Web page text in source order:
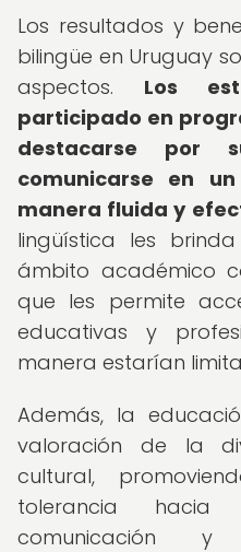
Los resultados y
bilingüe en Uruguay
aspectos. Los
participado en
destacarse por
comunicarse en
manera fluida y
lingüística les
ámbito académico
que les permite
educativas y
manera estarían
Además, la
valoración de la
cultural,
tolerancia
comunicación y